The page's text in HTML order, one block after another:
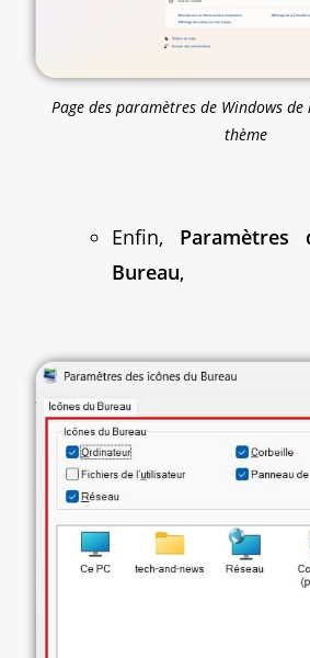
Page des paramètres de Windows
thème
Enfin, Paramètres
Bureau,